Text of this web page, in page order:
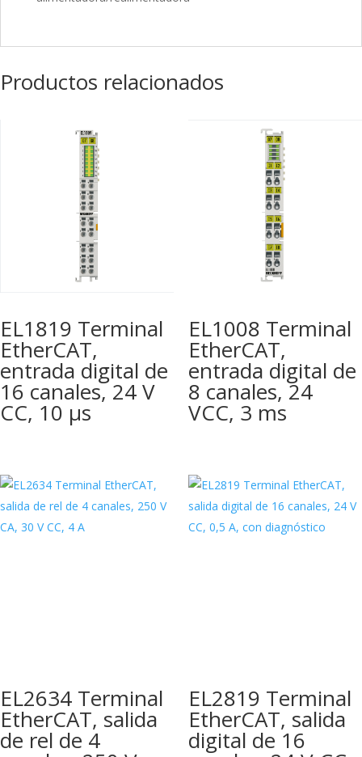
Productos relacionados
EL1819 Terminal
EtherCAT,
entrada digital de
16 canales, 24 V
CC, 10 µs
EL1008 Terminal
EtherCAT,
entrada digital de
8 canales, 24
VCC, 3 ms
EL2634 Terminal
EtherCAT, salida
de rel de 4
EL2819 Terminal
EtherCAT, salida
digital de 16